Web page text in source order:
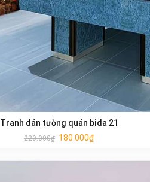
Tranh dán tường quán bida 21
220.000₫ 180.000₫